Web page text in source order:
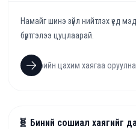
Намайг шинэ зүйл нийтлэх үед
бүртгэлээ цуцлаарай.
🧬 Биний сошиал хаягийг